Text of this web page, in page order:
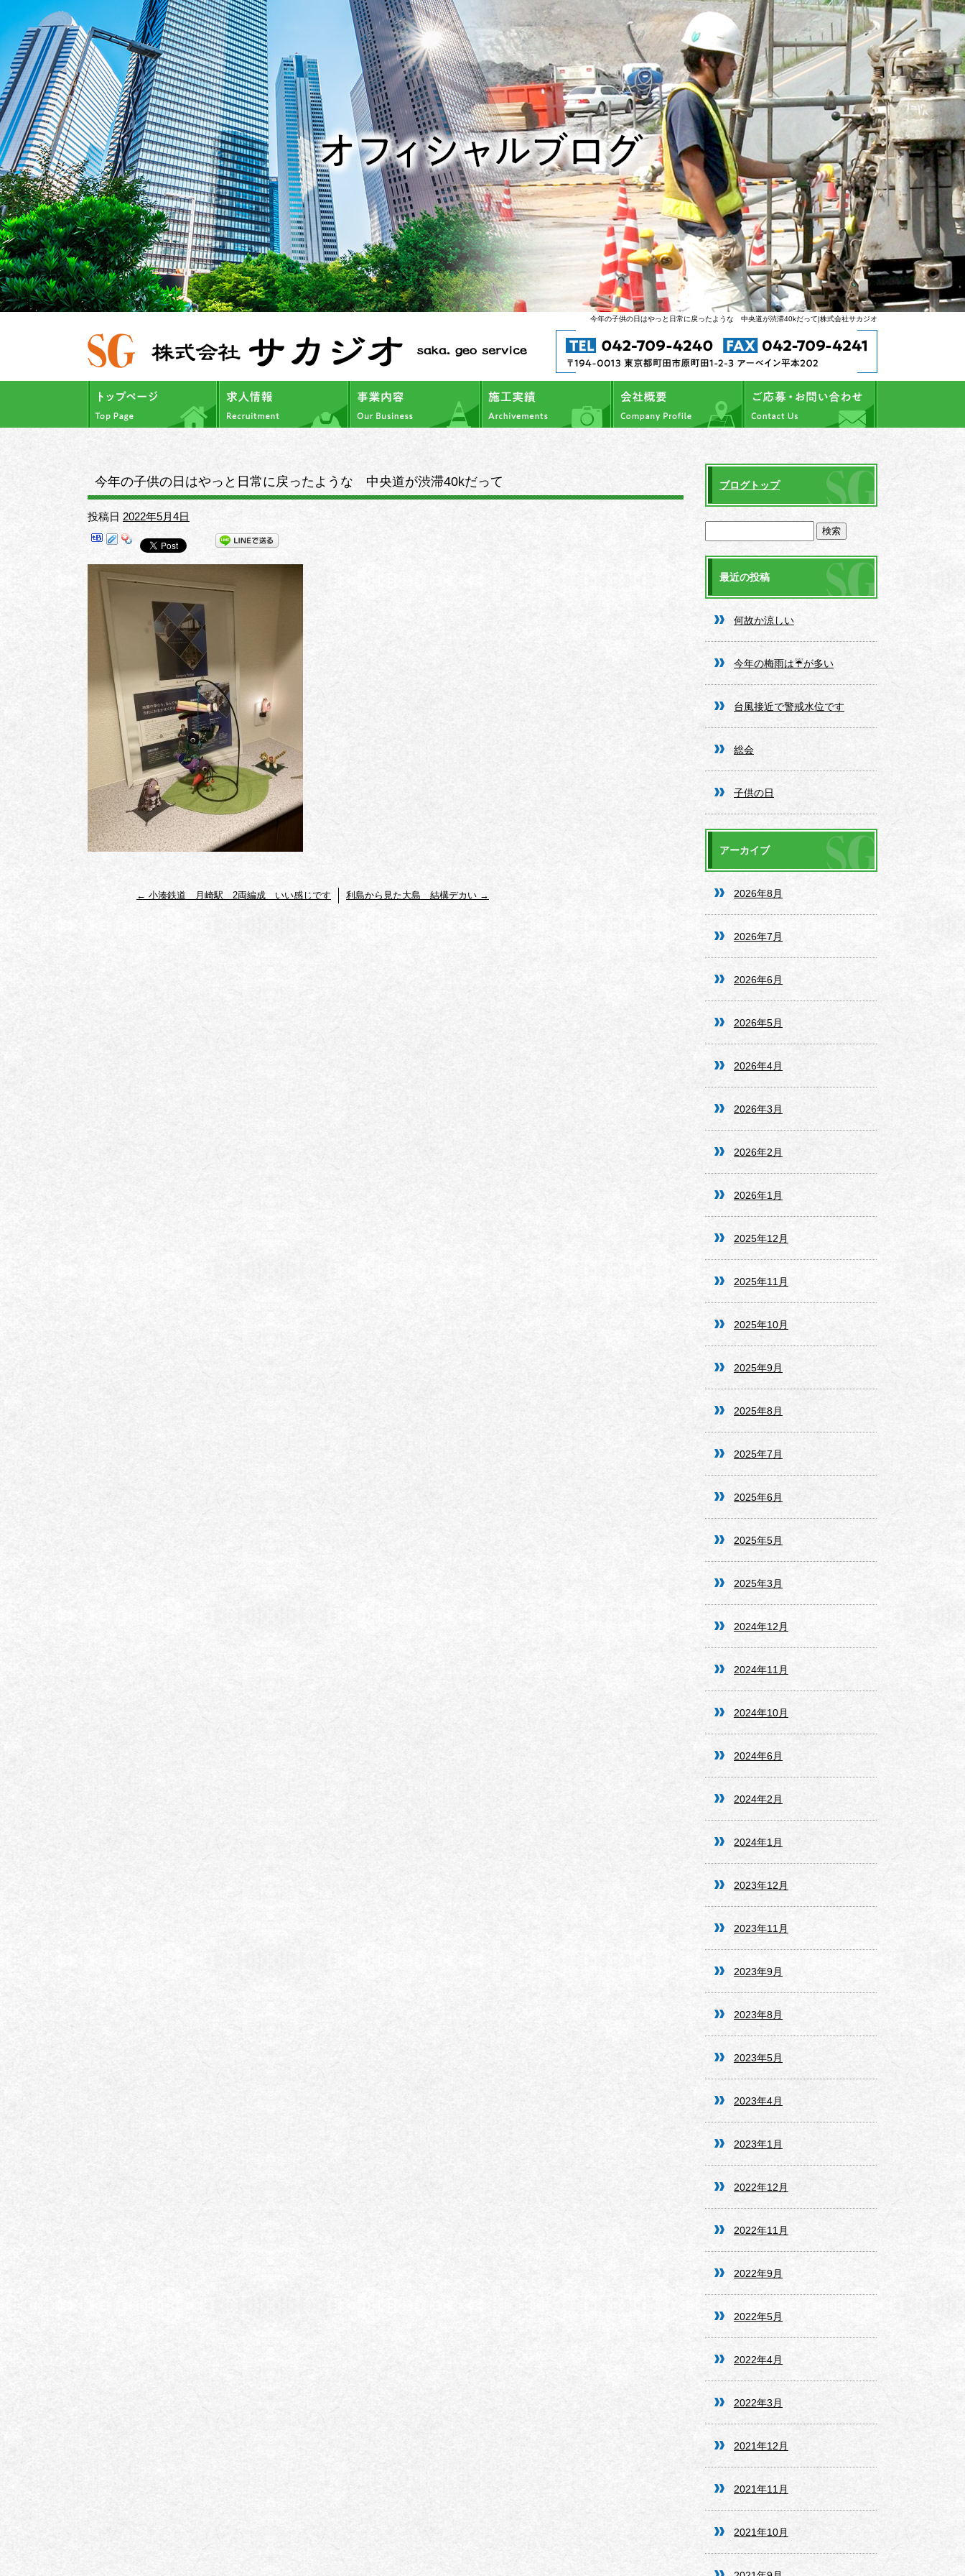
今年の子供の日はやっと日常に戻ったような 中央道が渋滞40kだって|株式会社サカジオ
今年の子供の日はやっと日常に戻ったような 中央道が渋滞40kだって
投稿日 2022年5月4日
← 小湊鉄道 月崎駅 2両編成 いい感じです 利島から見た大島 結構デカい →
ブログトップ
最近の投稿
何故か涼しい
今年の梅雨は☔️が多い
台風接近で警戒水位です
総会
子供の日
アーカイブ
2026年8月
2026年7月
2026年6月
2026年5月
2026年4月
2026年3月
2026年2月
2026年1月
2025年12月
2025年11月
2025年10月
2025年9月
2025年8月
2025年7月
2025年6月
2025年5月
2025年3月
2024年12月
2024年11月
2024年10月
2024年6月
2024年2月
2024年1月
2023年12月
2023年11月
2023年9月
2023年8月
2023年5月
2023年4月
2023年1月
2022年12月
2022年11月
2022年9月
2022年5月
2022年4月
2022年3月
2021年12月
2021年11月
2021年10月